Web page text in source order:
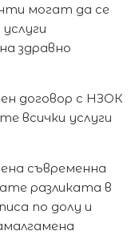
могат да се
здравно
договор с НЗОК
всички услуги
съвременна
разликата в
по долу и